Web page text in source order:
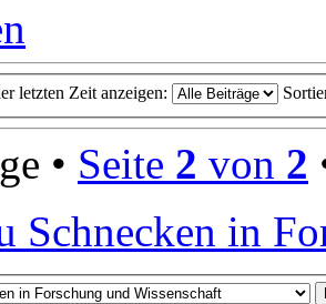
letzten Zeit anzeigen:
• Seite 2 von 2
Schnecken in